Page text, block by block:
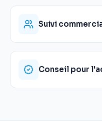
Suivi
Conseil pour